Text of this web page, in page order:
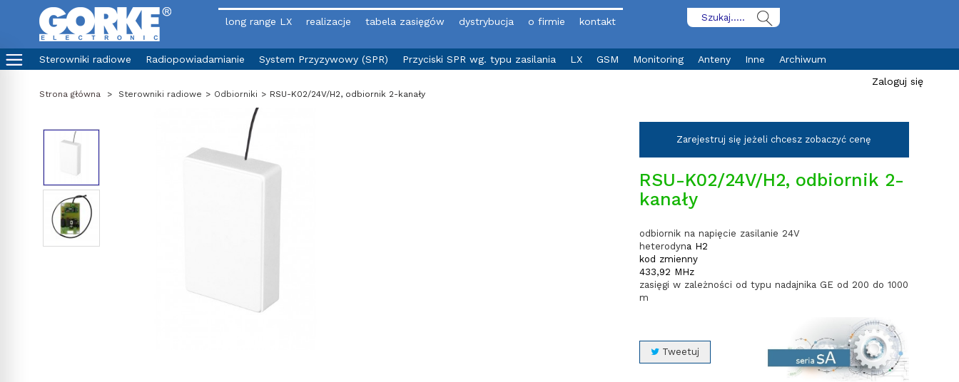
long range LX realizacje tabela zasięgów dystrybucja o firmie kontakt
Sterowniki radiowe Radiopowiadamianie System Przyzywowy (SPR) Przyciski SPR wg. typu zasilania LX GSM Monitoring Anteny Inne
Archiwum
Zaloguj się
Strona główna > Sterowniki radiowe > Odbiorniki > RSU-K02/24V/H2, odbiornik 2-kanały
Zarejestruj się jeżeli chcesz zobaczyć cenę
RSU-K02/24V/H2, odbiornik 2-
kanały
odbiornik na napięcie zasilanie 24V
heterodyna H2
kod zmienny
433,92 MHz
zasięgi w zależności od typu nadajnika GE od 200 do 1000
m
Tweetuj